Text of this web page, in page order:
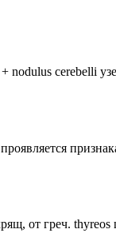
cerebelli
от греч.